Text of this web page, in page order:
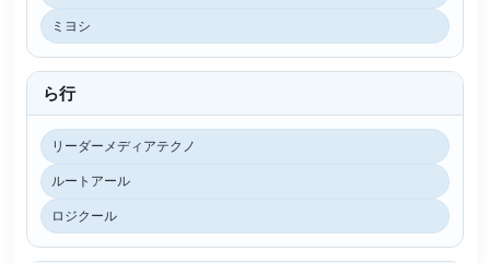
ミヨシ
ら行
リーダーメディアテクノ
ルートアール
ロジクール